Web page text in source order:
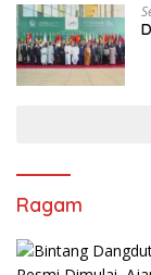
Ragam